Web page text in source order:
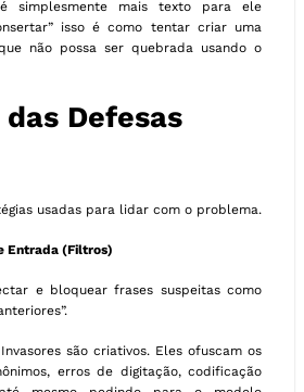
simplesmente mais texto para ele
isso é como tentar criar uma
não possa ser quebrada usando o
Defesas
usadas para lidar com o problema.
Entrada (Filtros)
e bloquear frases suspeitas como
são criativos. Eles ofuscam os
erros de digitação, codificação